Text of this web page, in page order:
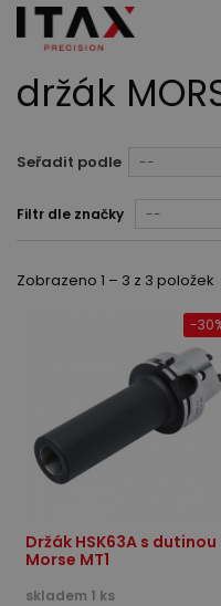
držák
Seřadit podle --
Filtr dle značky --
Zobrazeno 1 – 3 z 3 položek
Držák HSK63A s dutinou
Morse MT1
skladem 1 ks
-